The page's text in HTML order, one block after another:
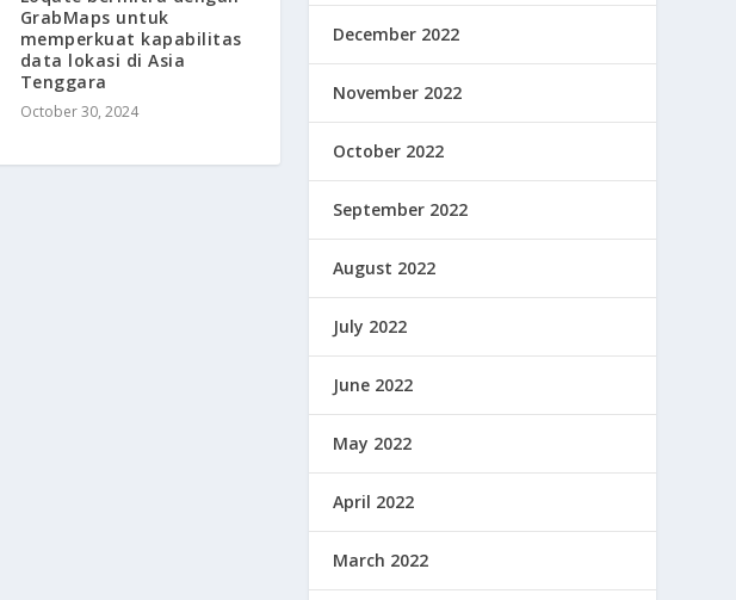
GrabMaps untuk
memperkuat kapabilitas
data lokasi di Asia
Tenggara
October 30, 2024
December 2022
November 2022
October 2022
September 2022
August 2022
July 2022
June 2022
May 2022
April 2022
March 2022